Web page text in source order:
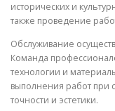
исторических и
также проведение
Обслуживание
Команда
технологии и
выполнения работ при
точности и эстетики.